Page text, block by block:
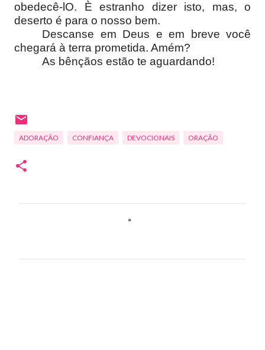
obedecê-lO. È estranho dizer isto, mas, o
deserto é para o nosso bem.
Descanse em Deus e em breve você
chegará à terra prometida. Amém?
As bênçãos estão te aguardando!
ADORAÇÃO CONFIANÇA DEVOCIONAIS ORAÇÃO